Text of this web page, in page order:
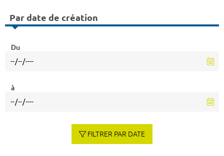
Par date de création
Du
à
FILTRER PAR DATE